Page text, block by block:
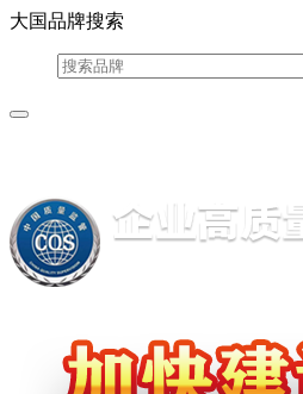
大国品牌搜索